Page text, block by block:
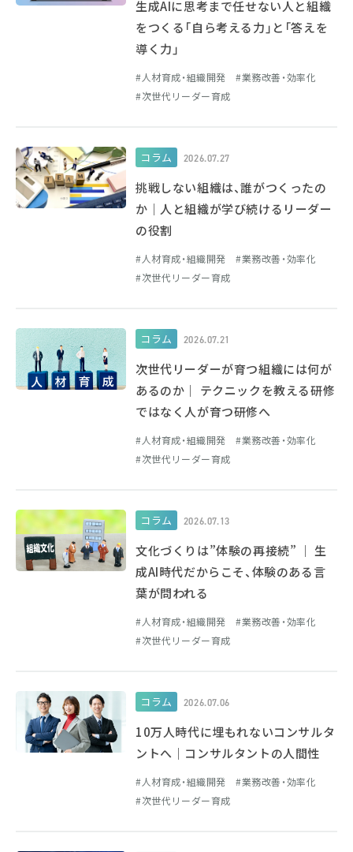
生成AIに思考まで任せない人と組織
をつくる「自ら考える力」と「答えを
導く力」
人材育成・組織開発
業務改善・効率化
次世代リーダー育成
コラム 2026.07.27
挑戦しない組織は、誰がつくったの
か｜人と組織が学び続けるリーダー
の役割
人材育成・組織開発
業務改善・効率化
次世代リーダー育成
コラム 2026.07.21
次世代リーダーが育つ組織には何が
あるのか｜ テクニックを教える研修
ではなく人が育つ研修へ
人材育成・組織開発
業務改善・効率化
次世代リーダー育成
コラム 2026.07.13
文化づくりは”体験の再接続” ｜ 生
成AI時代だからこそ、体験のある言
葉が問われる
人材育成・組織開発
業務改善・効率化
次世代リーダー育成
コラム 2026.07.06
10万人時代に埋もれないコンサルタ
ントへ｜コンサルタントの人間性
人材育成・組織開発
業務改善・効率化
次世代リーダー育成